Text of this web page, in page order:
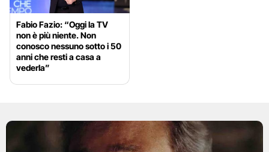
Fabio Fazio: “Oggi la TV
non è più niente. Non
conosco nessuno sotto i 50
anni che resti a casa a
vederla”